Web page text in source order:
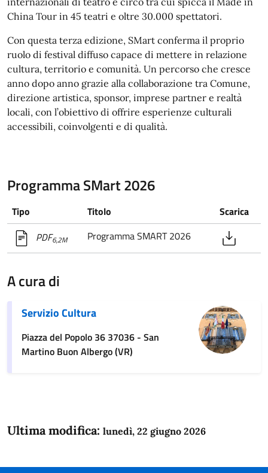
China Tour in 45 teatri e oltre 30.000 spettatori.
Con questa terza edizione, SMart conferma il proprio
ruolo di festival diffuso capace di mettere in relazione
cultura, territorio e comunità. Un percorso che cresce
anno dopo anno grazie alla collaborazione tra Comune,
direzione artistica, sponsor, imprese partner e realtà
locali, con l’obiettivo di offrire esperienze culturali
accessibili, coinvolgenti e di qualità.
Programma SMart 2026
Tipo Titolo
Scarica
PDF6,2M Programma SMART 2026
A cura di
Servizio Cultura
Piazza del Popolo 36 37036 - San
Martino Buon Albergo (VR)
Ultima modifica: lunedì, 22 giugno 2026